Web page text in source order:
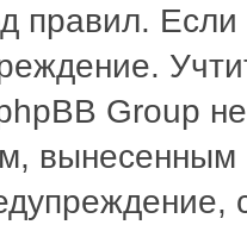
правил.
Group
вынесенным